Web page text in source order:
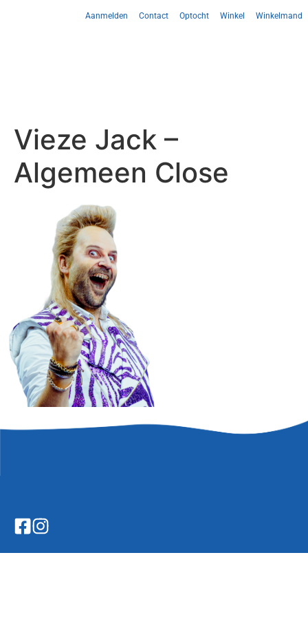
Aanmelden Contact Optocht Winkel Winkelmand
Vieze Jack –
Algemeen Close